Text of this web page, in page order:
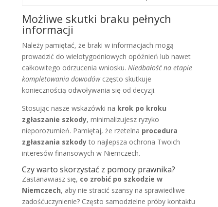
Możliwe skutki braku pełnych
informacji
Należy pamiętać, że braki w informacjach mogą
prowadzić do wielotygodniowych opóźnień lub nawet
całkowitego odrzucenia wniosku. Niedbałość na etapie
kompletowania dowodówczęsto skutkuje
koniecznością odwoływania się od decyzji.
Stosując nasze wskazówki na krok po kroku
zgłaszanie szkody, minimalizujesz ryzyko
nieporozumień. Pamiętaj, że rzetelna procedura
zgłaszania szkodyto najlepsza ochrona Twoich
interesów finansowych w Niemczech.
Czy warto skorzystać z pomocy prawnika?
Zastanawiasz się, co zrobić po szkodzie w
Niemczech, aby nie stracić szansy na sprawiedliwe
zadośćuczynienie? Często samodzielne próby kontaktu